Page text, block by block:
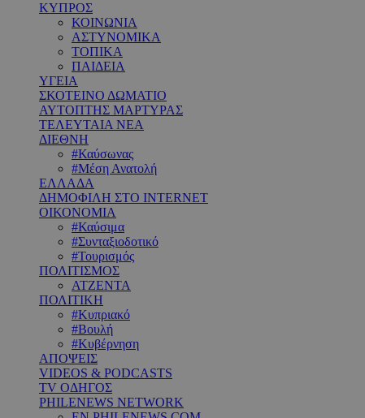
ΚΥΠΡΟΣ
ΚΟΙΝΩΝΙΑ
ΑΣΤΥΝΟΜΙΚΑ
ΤΟΠΙΚΑ
ΠΑΙΔΕΙΑ
ΥΓΕΙΑ
ΣΚΟΤΕΙΝΟ ΔΩΜΑΤΙΟ
ΑΥΤΟΠΤΗΣ ΜΑΡΤΥΡΑΣ
ΤΕΛΕΥΤΑΙΑ ΝΕΑ
ΔΙΕΘΝΗ
#Καύσωνας
#Μέση Ανατολή
ΕΛΛΑΔΑ
ΔΗΜΟΦΙΛΗ ΣΤΟ INTERNET
ΟΙΚΟΝΟΜΙΑ
#Καύσιμα
#Συνταξιοδοτικό
#Τουρισμός
ΠΟΛΙΤΙΣΜΟΣ
ΑΤΖΕΝΤΑ
ΠΟΛΙΤΙΚΗ
#Κυπριακό
#Βουλή
#Κυβέρνηση
ΑΠΟΨΕΙΣ
VIDEOS & PODCASTS
TV ΟΔΗΓΟΣ
PHILENEWS NETWORK